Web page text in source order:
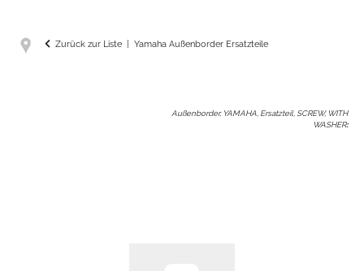
Zurück zur Liste Yamaha Außenborder Ersatzteile
Außenborder, YAMAHA, Ersatzteil, SCREW, WITH
WASHER: